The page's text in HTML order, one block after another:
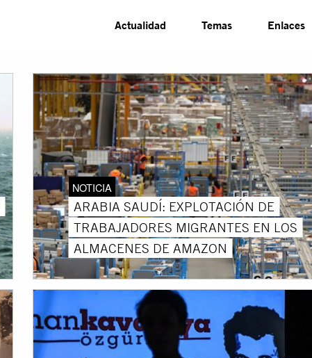
Actualidad Temas Enlaces
NOTICIA
ARABIA SAUDÍ: EXPLOTACIÓN DE
TRABAJADORES MIGRANTES EN LOS
ALMACENES DE AMAZON